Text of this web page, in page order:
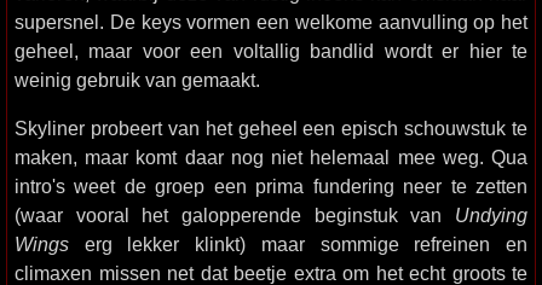
supersnel. De keys vormen een welkome aanvulling op het
geheel, maar voor een voltallig bandlid wordt er hier te
weinig gebruik van gemaakt.
Skyliner probeert van het geheel een episch schouwstuk te
maken, maar komt daar nog niet helemaal mee weg. Qua
intro's weet de groep een prima fundering neer te zetten
(waar vooral het galopperende beginstuk van Undying
Wings erg lekker klinkt) maar sommige refreinen en
climaxen missen net dat beetje extra om het echt groots te